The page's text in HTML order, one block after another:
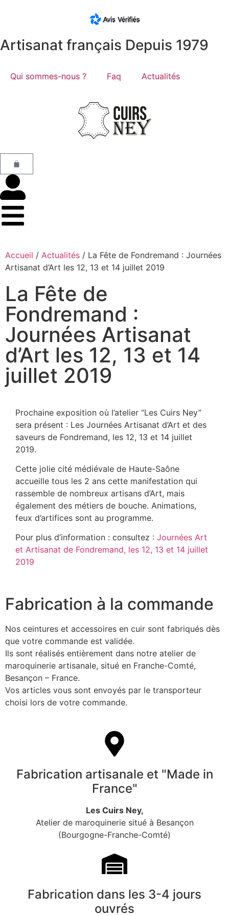
Artisanat français Depuis 1979
Qui sommes-nous ? Faq Actualités
Accueil / Actualités / La Fête de Fondremand : Journées
Artisanat d’Art les 12, 13 et 14 juillet 2019
La Fête de
Fondremand :
Journées Artisanat
d’Art les 12, 13 et 14
juillet 2019
Prochaine exposition où l’atelier “Les Cuirs Ney”
sera présent : Les Journées Artisanat d’Art et des
saveurs de Fondremand, les 12, 13 et 14 juillet
2019.
Cette jolie cité médiévale de Haute-Saône
accueille tous les 2 ans cette manifestation qui
rassemble de nombreux artisans d’Art, mais
également des métiers de bouche. Animations,
feux d’artifices sont au programme.
Pour plus d’information : consultez : Journées Art
et Artisanat de Fondremand, les 12, 13 et 14 juillet
2019
Fabrication à la commande
Nos ceintures et accessoires en cuir sont fabriqués dès
que votre commande est validée.
Ils sont réalisés entièrement dans notre atelier de
maroquinerie artisanale, situé en Franche-Comté,
Besançon – France.
Vos articles vous sont envoyés par le transporteur
choisi lors de votre commande.
Fabrication artisanale et "Made in
France"
Les Cuirs Ney,
Atelier de maroquinerie situé à Besançon
(Bourgogne-Franche-Comté)
Fabrication dans les 3-4 jours
ouvrés